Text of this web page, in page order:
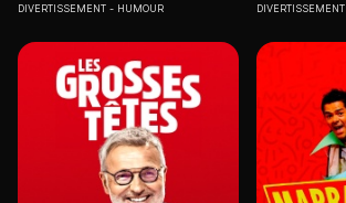
DIVERTISSEMENT HUMOUR DIVERTISSEMENT